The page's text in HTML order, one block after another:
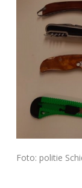
Foto: politie